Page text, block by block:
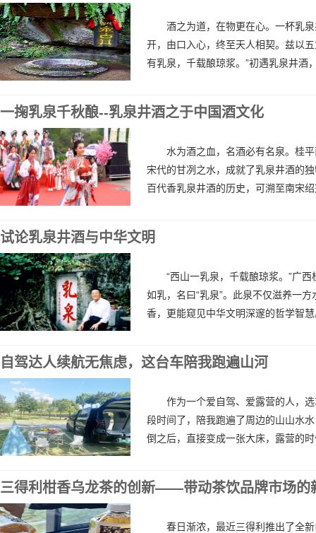
酒之为道，在物更在心。一杯乳
开，由口入心，终至天人相契。兹以
有乳泉，千载酿琼浆。”初遇乳泉井酒
一掬乳泉千秋酿--乳泉井酒之于中国酒文化
水为酒之血，名酒必有名泉。桂
宋代的甘冽之水，成就了乳泉井酒的
百代香乳泉井酒的历史，可溯至南宋
试论乳泉井酒与中华文明
“西山一乳泉，千载酿琼浆。”广
如乳，名曰“乳泉”。此泉不仅滋养一
香，更能窥见中华文明深邃的哲学智
自驾达人续航无焦虑，这台车陪我跑遍山河
作为一个爱自驾、爱露营的人，
段时间了，陪我跑遍了周边的山山水
倒之后，直接变成一张大床，露营的
三得利柑香乌龙茶的创新——带动茶饮品牌市场的
春日渐浓，最近三得利推出了全